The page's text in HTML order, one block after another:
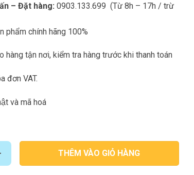
– Đặt hàng:0903.133.699 (Từ 8h – 17h / trừ
phẩm chính hãng 100%
hàng tận nơi, kiểm tra hàng trước khi thanh toán
đơn VAT.
và mã hoá
Popi Phú Cường 160gr số lượng
THÊM VÀO GIỎ HÀNG